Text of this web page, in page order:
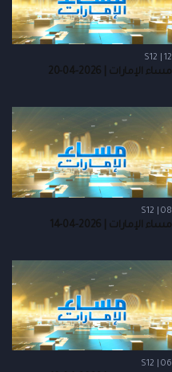
S12 | 12
مساء الإمارات | 2026-04-20
S12 | 08
مساء الإمارات | 2026-04-14
S12 | 06